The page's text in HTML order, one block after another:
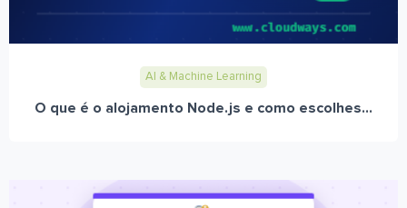
AI & Machine Learning
O que é o alojamento Node.js e como escolhes...